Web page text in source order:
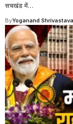
सचखंड में…
ByYoganand Shrivastava